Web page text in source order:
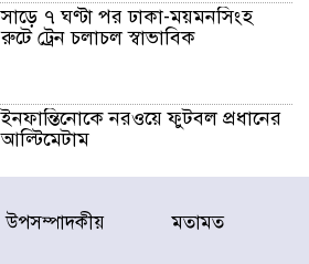
সাড়ে ৭ ঘণ্টা পর ঢাকা-ময়মনসিংহ
রুটে ট্রেন চলাচল স্বাভাবিক
ইনফান্তিনোকে নরওয়ে ফুটবল প্রধানের
আল্টিমেটাম
দেশে ভারি বৃষ্টির সতর্কবার্তা, ১০
উপসম্পাদকীয় মতামত